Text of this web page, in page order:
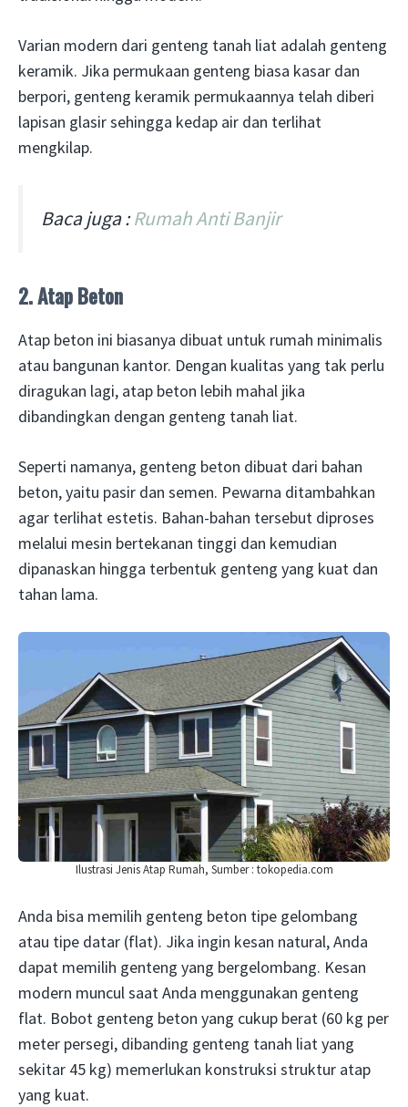
Varian modern dari genteng tanah liat adalah genteng
keramik. Jika permukaan genteng biasa kasar dan
berpori, genteng keramik permukaannya telah diberi
lapisan glasir sehingga kedap air dan terlihat
mengkilap.
Baca juga :Rumah Anti Banjir
2. Atap Beton
Atap beton ini biasanya dibuat untuk rumah minimalis
atau bangunan kantor. Dengan kualitas yang tak perlu
diragukan lagi, atap beton lebih mahal jika
dibandingkan dengan genteng tanah liat.
Seperti namanya, genteng beton dibuat dari bahan
beton, yaitu pasir dan semen. Pewarna ditambahkan
agar terlihat estetis. Bahan-bahan tersebut diproses
melalui mesin bertekanan tinggi dan kemudian
dipanaskan hingga terbentuk genteng yang kuat dan
tahan lama.
Ilustrasi Jenis Atap Rumah, Sumber : tokopedia.com
Anda bisa memilih genteng beton tipe gelombang
atau tipe datar (flat). Jika ingin kesan natural, Anda
dapat memilih genteng yang bergelombang. Kesan
modern muncul saat Anda menggunakan genteng
flat. Bobot genteng beton yang cukup berat (60 kg per
meter persegi, dibanding genteng tanah liat yang
sekitar 45 kg) memerlukan konstruksi struktur atap
yang kuat.